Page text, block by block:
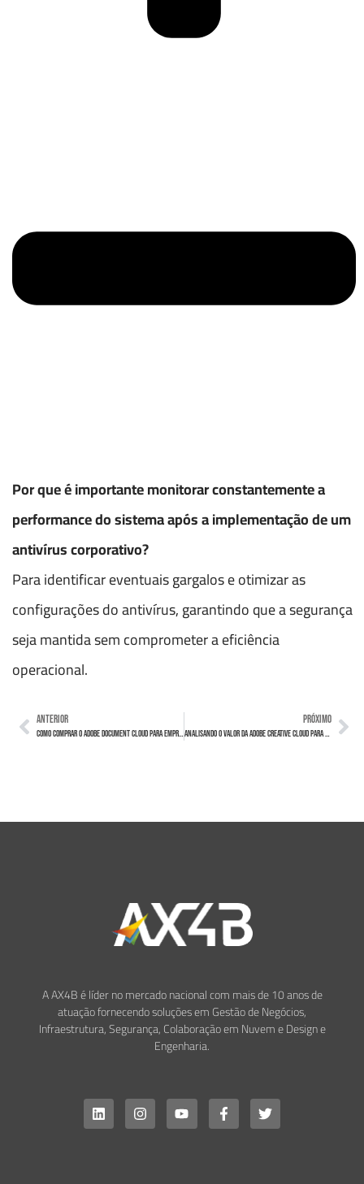
Por que é importante monitorar constantemente a
performance do sistema após a implementação de um
antivírus corporativo?
Para identificar eventuais gargalos e otimizar as
configurações do antivírus, garantindo que a segurança
seja mantida sem comprometer a eficiência
operacional.
ANTERIOR
Como Comprar o Adobe Document Cloud para Empresas
PRÓXIMO
Analisando o Valor da Adobe Creative Cloud para Empresas para o Seu Negócio
A AX4B é líder no mercado nacional com mais de 10 anos de
atuação fornecendo soluções em Gestão de Negócios,
Infraestrutura, Segurança, Colaboração em Nuvem e Design e
Engenharia.